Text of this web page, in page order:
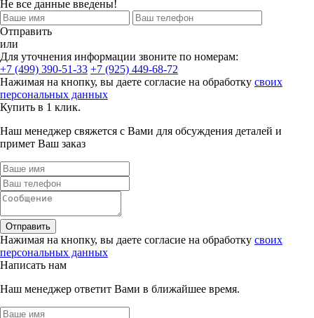
Не все данные введены!
Отправить
или
Для уточнения информации звоните по номерам:
+7 (499) 390-51-33 +7 (925) 449-68-72
Нажимая на кнопку, вы даете согласие на обработку своих
персональных данных
Купить в 1 клик.
Наш менеджер свяжется с Вами для обсуждения деталей и
примет Ваш заказ
Отправить
Нажимая на кнопку, вы даете согласие на обработку своих
персональных данных
Написать нам
Наш менеджер ответит Вами в ближайшее время.